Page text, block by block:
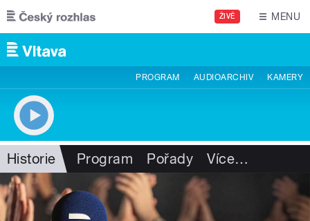
Přejít k hlavnímu obsahu
ŽIVĚ MENU
PROGRAM AUDIOARCHIV KAMERY
Historie Program Pořady Více…